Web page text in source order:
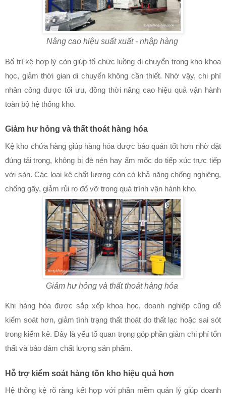
Nâng cao hiệu suất xuất - nhập hàng
Bố trí kệ hợp lý còn giúp tổ chức luồng di chuyển trong kho khoa
học, giảm thời gian di chuyển không cần thiết. Nhờ vậy, chi phí
nhân công được tối ưu, đồng thời nâng cao hiệu quả vận hành
toàn bộ hệ thống kho.
Giảm hư hỏng và thất thoát hàng hóa
Kệ kho chứa hàng giúp hàng hóa được bảo quản tốt hơn nhờ đặt
đúng tải trọng, không bị đè nén hay ẩm mốc do tiếp xúc trực tiếp
với sàn. Các loại kệ chất lượng còn có khả năng chống nghiêng,
chống gãy, giảm rủi ro đổ vỡ trong quá trình vận hành kho.
Giảm hư hỏng và thất thoát hàng hóa
Khi hàng hóa được sắp xếp khoa học, doanh nghiệp cũng dễ
kiểm soát hơn, giảm tình trạng thất thoát do thất lạc hoặc sai sót
trong kiểm kê. Đây là yếu tố quan trọng góp phần giảm chi phí tổn
thất và bảo đảm chất lượng sản phẩm.
Hỗ trợ kiểm soát hàng tồn kho hiệu quả hơn
Hệ thống kệ rõ ràng kết hợp với phần mềm quản lý giúp doanh